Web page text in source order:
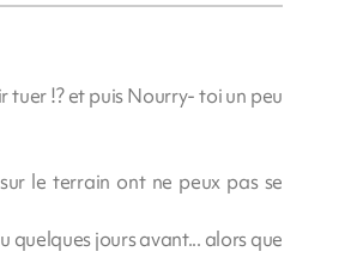
tuer !? et puis Nourry- toi un peu
le terrain ont ne peux pas se
quelques jours avant... alors que